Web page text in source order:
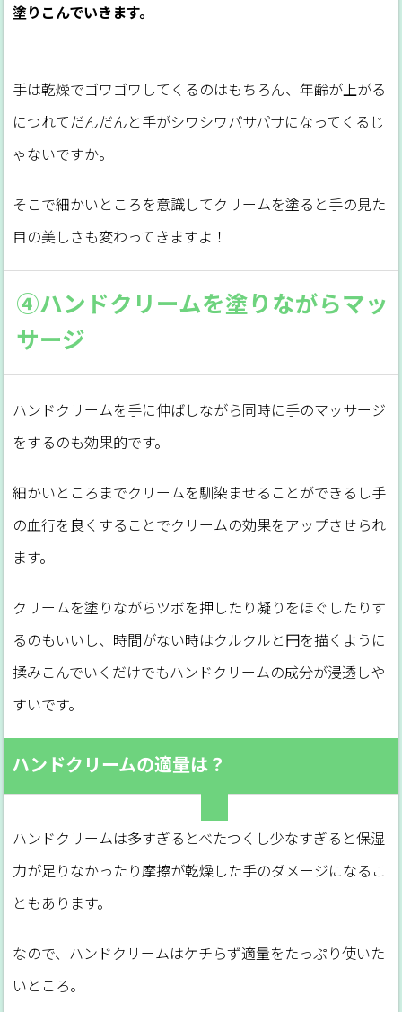
塗りこんでいきます。
手は乾燥でゴワゴワしてくるのはもちろん、年齢が上がる
につれてだんだんと手がシワシワパサパサになってくるじ
ゃないですか。
そこで細かいところを意識してクリームを塗ると手の見た
目の美しさも変わってきますよ！
④ハンドクリームを塗りながらマッ
サージ
ハンドクリームを手に伸ばしながら同時に手のマッサージ
をするのも効果的です。
細かいところまでクリームを馴染ませることができるし手
の血行を良くすることでクリームの効果をアップさせられ
ます。
クリームを塗りながらツボを押したり凝りをほぐしたりす
るのもいいし、時間がない時はクルクルと円を描くように
揉みこんでいくだけでもハンドクリームの成分が浸透しや
すいです。
ハンドクリームの適量は？
ハンドクリームは多すぎるとべたつくし少なすぎると保湿
力が足りなかったり摩擦が乾燥した手のダメージになるこ
ともあります。
なので、ハンドクリームはケチらず適量をたっぷり使いた
いところ。